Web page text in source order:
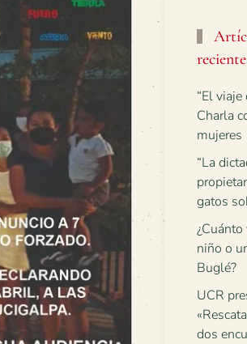
“El viaje
Charla
mujeres
“La
gatos
niño o
Buglé?
UCR
dos